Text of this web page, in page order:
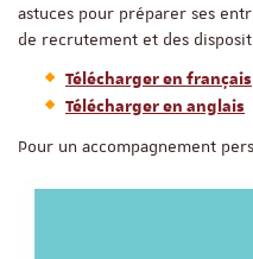
astuces pour préparer ses
de recrutement et des
Télécharger en français
Télécharger en anglais
Pour un accompagnement